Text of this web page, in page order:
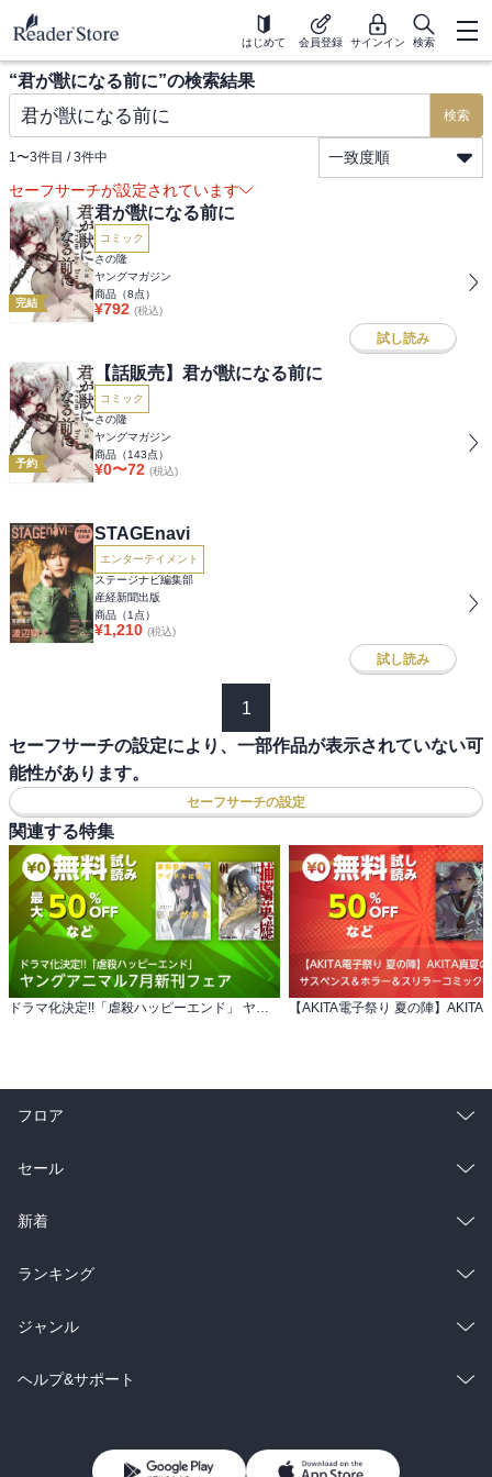
はじめて 会員登録 サインイン 検索
“君が獣になる前に”の検索結果
検索
1〜3件目 / 3件中
一致度順
セーフサーチが設定されています
完結
君が獣になる前に
コミック
さの隆
ヤングマガジン
商品（8点）
¥792 (税込)
試し読み
予約
【話販売】君が獣になる前に
コミック
さの隆
ヤングマガジン
商品（143点）
¥0〜72 (税込)
STAGEnavi
エンターテイメント
ステージナビ編集部
産経新聞出版
商品（1 点）
¥1,210 (税込)
試し読み
1
セーフサーチの設定により、一部作品が表示されていない可
能性があります。
セーフサーチの設定
関連する特集
ドラマ化決定!!「虐殺ハッピーエンド」 ヤングアニマル7月新刊フェア
フロア
総合
ラノベ
雑誌・グラビア
BL・TL
セール
総合
ラノベ
雑誌・グラビア
BL・TL
新着
総合
ラノベ
雑誌・グラビア
ランキング
総合
ラノベ
ジャンル
コミック
ヘルプ&サポート